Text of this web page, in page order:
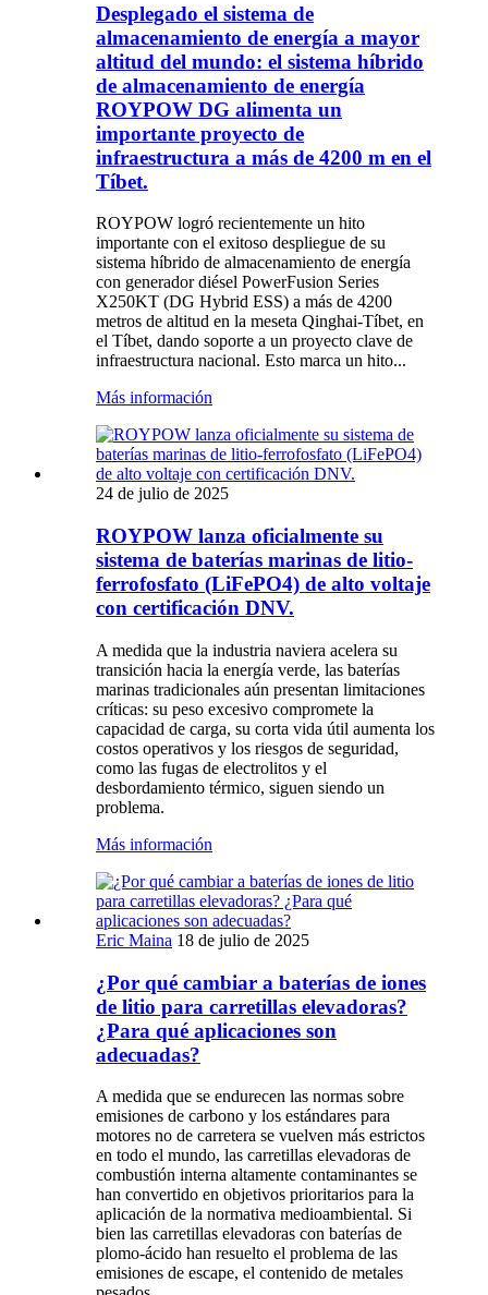
Desplegado el sistema de
almacenamiento de energía a mayor
altitud del mundo: el sistema híbrido
de almacenamiento de energía
ROYPOW DG alimenta un
importante proyecto de
infraestructura a más de 4200 m en el
Tíbet.
ROYPOW logró recientemente un hito
importante con el exitoso despliegue de su
sistema híbrido de almacenamiento de energía
con generador diésel PowerFusion Series
X250KT (DG Hybrid ESS) a más de 4200
metros de altitud en la meseta Qinghai-Tíbet, en
el Tíbet, dando soporte a un proyecto clave de
infraestructura nacional. Esto marca un hito...
Más información
24 de julio de 2025
ROYPOW lanza oficialmente su
sistema de baterías marinas de litio-
ferrofosfato (LiFePO4) de alto voltaje
con certificación DNV.
A medida que la industria naviera acelera su
transición hacia la energía verde, las baterías
marinas tradicionales aún presentan limitaciones
críticas: su peso excesivo compromete la
capacidad de carga, su corta vida útil aumenta los
costos operativos y los riesgos de seguridad,
como las fugas de electrolitos y el
desbordamiento térmico, siguen siendo un
problema.
Más información
Eric Maina 18 de julio de 2025
¿Por qué cambiar a baterías de iones
de litio para carretillas elevadoras?
¿Para qué aplicaciones son
adecuadas?
A medida que se endurecen las normas sobre
emisiones de carbono y los estándares para
motores no de carretera se vuelven más estrictos
en todo el mundo, las carretillas elevadoras de
combustión interna altamente contaminantes se
han convertido en objetivos prioritarios para la
aplicación de la normativa medioambiental. Si
bien las carretillas elevadoras con baterías de
plomo-ácido han resuelto el problema de las
emisiones de escape, el contenido de metales